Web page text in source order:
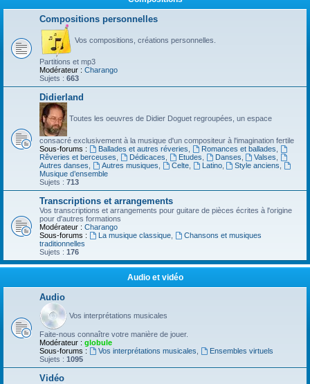
Compositions personnelles
Vos compositions, créations personnelles.
Partitions et mp3
Modérateur : Charango
Sujets : 663
Didierland
Toutes les oeuvres de Didier Doguet regroupées, un espace
consacré exclusivement à la musique d'un compositeur à l'imagination fertile
Sous-forums :
Ballades et autres réveries Romances et ballades
Rêveries et berceuses
Dédicaces Etudes Danses Valses
Autres danses
Autres musiques Celte, Latino, Style anciens
Musique d’ensemble
Sujets : 713
Transcriptions et arrangements
Vos transcriptions et arrangements pour guitare de pièces écrites à l'origine
pour d'autres formations
Modérateur : Charango
Sous-forums :
La musique classique,
Chansons et musiques
traditionnelles
Sujets : 176
Audio et vidéo
Audio
Vos interprétations musicales
Faite-nous connaître votre manière de jouer.
Modérateur : globule
Sous-forums :
Vos interprétations musicales
Ensembles virtuels
Sujets : 1095
Vidéo